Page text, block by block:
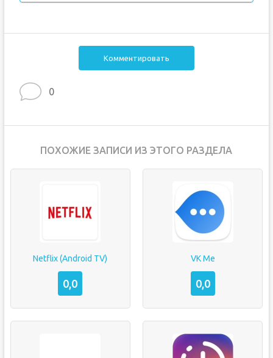
Комментировать
0
ПОХОЖИЕ ЗАПИСИ ИЗ ЭТОГО РАЗДЕЛА
Netflix (Android TV)
0,0
VK Me
0,0